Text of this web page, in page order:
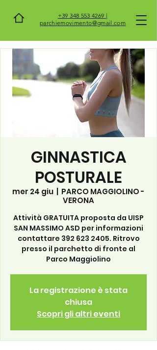
+39 348 553 4269 |
parchiemovimento@gmail.com
GINNASTICA
POSTURALE
mer 24 giu
PARCO MAGGIOLINO -
VERONA
Attività GRATUITA proposta da UISP
SAN MASSIMO ASD per informazioni
contattare 392 623 2405. Ritrovo
presso il parchetto di fronte al
Parco Maggiolino
La registrazione è stata
chiusa
Scopri gli altri eventi